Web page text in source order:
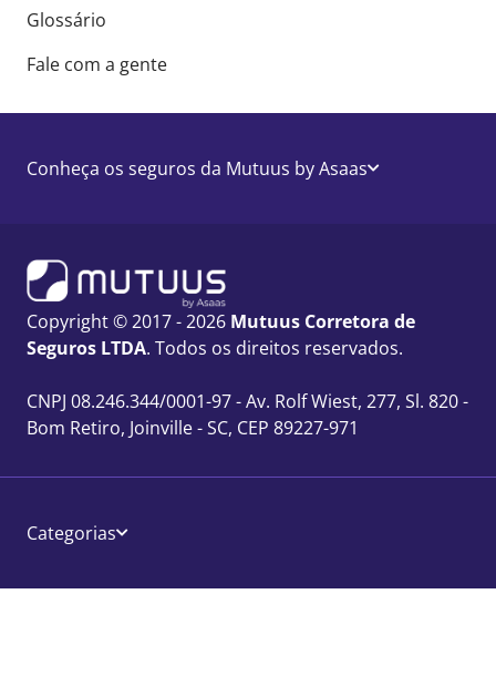
Glossário
Fale com a gente
Conheça os seguros da Mutuus by Asaas
Copyright © 2017 - 2026 Mutuus Corretora de
Seguros LTDA. Todos os direitos reservados.
CNPJ 08.246.344/0001-97 - Av. Rolf Wiest, 277, Sl. 820 -
Bom Retiro, Joinville - SC, CEP 89227-971
Categorias